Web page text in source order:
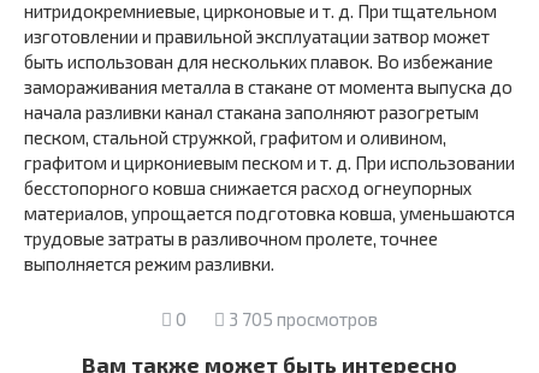
нитридокремниевые, цирконовые и т. д. При тщательном
изготовлении и правильной эксплуатации затвор может
быть использован для нескольких плавок. Во избежание
замораживания металла в стакане от мо­мента выпуска до
начала разливки канал стакана заполняют разогретым
песком, стальной стружкой, графи­том и оливином,
графитом и циркониевым песком и т. д. При использовании
бесстопорного ковша снижается рас­ход огнеупорных
материалов, упрощается подготовка ковша, уменьшаются
трудовые затраты в разливочном пролете, точнее
выполняется режим разливки.
0 3 705 просмотров
Вам также может быть интересно